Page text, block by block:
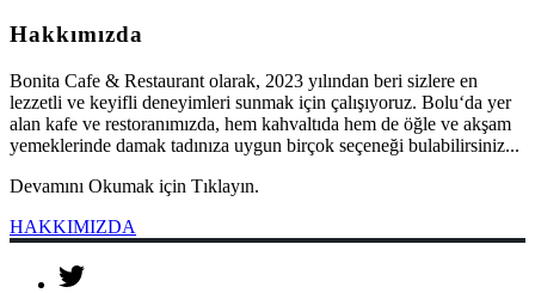
Hakkımızda
Bonita Cafe & Restaurant olarak, 2023 yılından beri sizlere en
lezzetli ve keyifli deneyimleri sunmak için çalışıyoruz. Bolu‘da yer
alan kafe ve restoranımızda, hem kahvaltıda hem de öğle ve akşam
yemeklerinde damak tadınıza uygun birçok seçeneği bulabilirsiniz...
Devamını Okumak için Tıklayın.
HAKKIMIZDA